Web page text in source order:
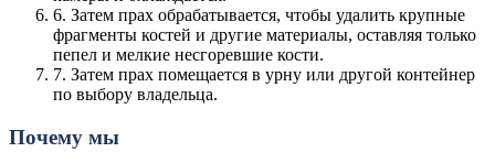
6. Затем прах обрабатывается, чтобы удалить крупные
фрагменты костей и другие материалы, оставляя только
пепел и мелкие несгоревшие кости.
7. Затем прах помещается в урну или другой контейнер
по выбору владельца.
Почему мы